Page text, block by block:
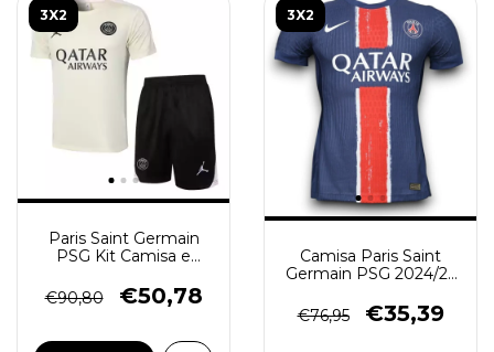
3X2
Paris Saint Germain
PSG Kit Camisa e
2024/25 - Masculina -
Bege
€90,80 €50,78
3X2
Camisa Paris Saint
Germain PSG 2024/25
Azul
€76,95 €35,39